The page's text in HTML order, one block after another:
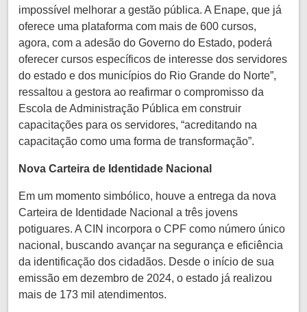
impossível melhorar a gestão pública. A Enape, que já
oferece uma plataforma com mais de 600 cursos,
agora, com a adesão do Governo do Estado, poderá
oferecer cursos específicos de interesse dos servidores
do estado e dos municípios do Rio Grande do Norte”,
ressaltou a gestora ao reafirmar o compromisso da
Escola de Administração Pública em construir
capacitações para os servidores, “acreditando na
capacitação como uma forma de transformação”.
Nova Carteira de Identidade Nacional
Em um momento simbólico, houve a entrega da nova
Carteira de Identidade Nacional a três jovens
potiguares. A CIN incorpora o CPF como número único
nacional, buscando avançar na segurança e eficiência
da identificação dos cidadãos. Desde o início de sua
emissão em dezembro de 2024, o estado já realizou
mais de 173 mil atendimentos.